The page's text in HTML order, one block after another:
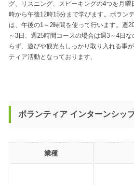
グ、リスニング、スピーキングの4つを月曜
時から午後12時15分まで学びます。ボラン
は、午後の1～2時間を使って行います。週
～3日、週25時間コースの場合は週3～4日
らず、遊びや観光もしっかり取り入れる事
ティア活動となっております。
ボランティア インターンシッ
業種